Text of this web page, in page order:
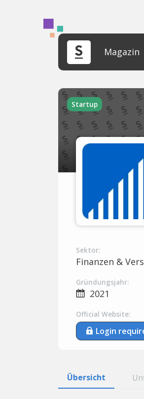
Magazin
Startup
Sektor:
Finanzen &
Gründungsjahr:
2021
Official Website:
Login
Übersicht